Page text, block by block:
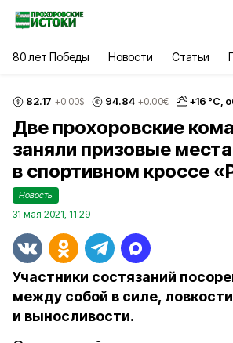
80 лет Победы Новости Статьи
82.17 +0.00$ 94.84 +0.00€ +16 °С,
Две прохоровские
заняли призовые места
в спортивном кроссе
Новость
31 мая 2021, 11:29
Участники состязаний
между собой в силе, ловкости
и выносливости.